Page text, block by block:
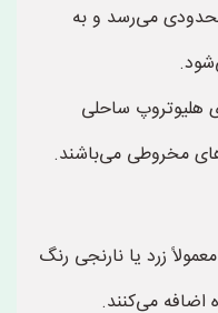
می‌رسد و به
هلیوتروپ ساحلی
مخروطی می‌باشند.
زرد یا نارنجی رنگ
اضافه می‌کنند.